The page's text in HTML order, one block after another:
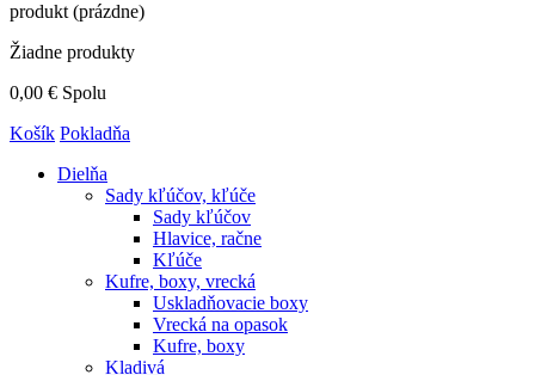
produkt (prázdne)
Žiadne produkty
0,00 € Spolu
Košík Pokladňa
Dielňa
Sady kľúčov, kľúče
Sady kľúčov
Hlavice, račne
Kľúče
Kufre, boxy, vrecká
Uskladňovacie boxy
Vrecká na opasok
Kufre, boxy
Kladivá